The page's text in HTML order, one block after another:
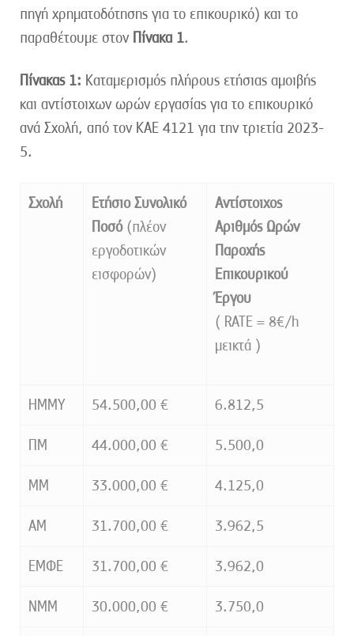
πηγή χρηματοδότησης για το επικουρικό) και το
παραθέτουμε στον Πίνακα 1.
Πίνακας 1: Καταμερισμός πλήρους ετήσιας αμοιβής
και αντίστοιχων ωρών εργασίας για το επικουρικό
ανά Σχολή, από τον ΚΑΕ 4121 για την τριετία 2023-
5.
Σχολή
Ετήσιο Συνολικό
Ποσό (πλέον
εργοδοτικών
εισφορών)
Αντίστοιχος
Αριθμός Ωρών
Παροχής
Επικουρικού
Έργου
( RATE = 8€/h
μεικτά )
ΗΜΜΥ 54.500,00 € 6.812,5
ΠΜ 44.000,00 € 5.500,0
ΜΜ 33.000,00 € 4.125,0
ΑΜ 31.700,00 € 3.962,5
ΕΜΦΕ 31.700,00 € 3.962,0
ΝΜΜ 30.000,00 € 3.750,0